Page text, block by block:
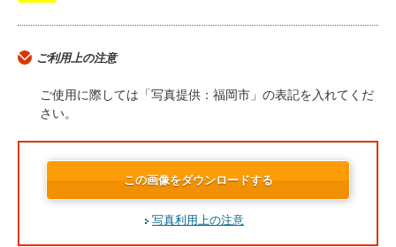
ご利用上の注意
ご使用に際しては「写真提供：福岡市」の表記を入れてくだ
さい。
この画像をダウンロードする
写真利用上の注意